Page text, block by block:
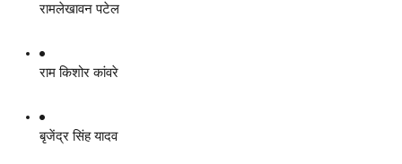
रामलेखावन पटेल
राम किशोर कांवरे
बृजेंद्र सिंह यादव